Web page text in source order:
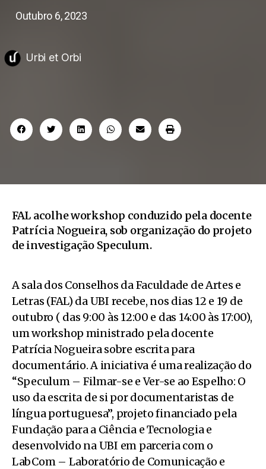
Outubro 6, 2023
Urbi et Orbi
FAL acolhe workshop conduzido pela docente
Patrícia Nogueira, sob organização do projeto
de investigação Speculum.
A sala dos Conselhos da Faculdade de Artes e
Letras (FAL) da UBI recebe, nos dias 12 e 19 de
outubro ( das 9:00 às 12:00 e das 14:00 às 17:00),
um workshop ministrado pela docente
Patrícia Nogueira sobre escrita para
documentário. A iniciativa é uma realização do
“Speculum – Filmar-se e Ver-se ao Espelho: O
uso da escrita de si por documentaristas de
língua portuguesa”, projeto financiado pela
Fundação para a Ciência e Tecnologia e
desenvolvido na UBI em parceria com o
LabCom – Laboratório de Comunicação e